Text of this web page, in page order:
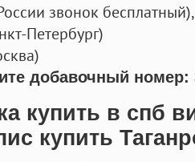
звонок бесплатный),
Петербург)
добавочный номер:
купить в спб
купить